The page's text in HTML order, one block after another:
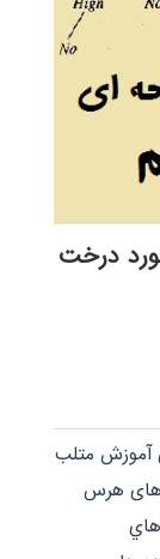
در مورد درخت
آموزش متلب
های هرس